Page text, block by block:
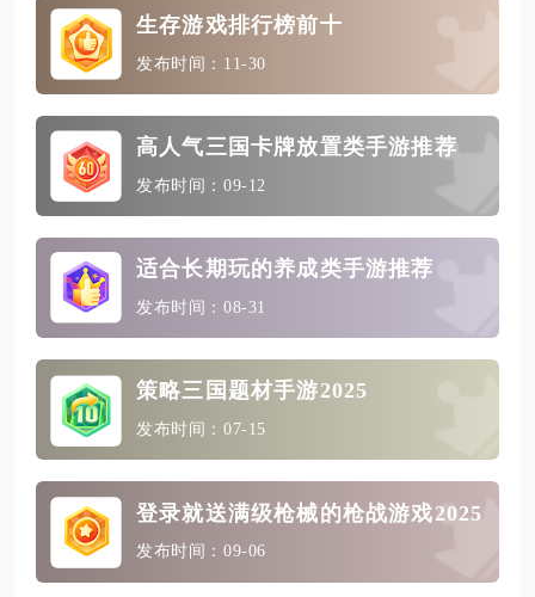
生存游戏排行榜前十
发布时间：11-30
高人气三国卡牌放置类手游推荐
发布时间：09-12
适合长期玩的养成类手游推荐
发布时间：08-31
策略三国题材手游2025
发布时间：07-15
登录就送满级枪械的枪战游戏2025
发布时间：09-06